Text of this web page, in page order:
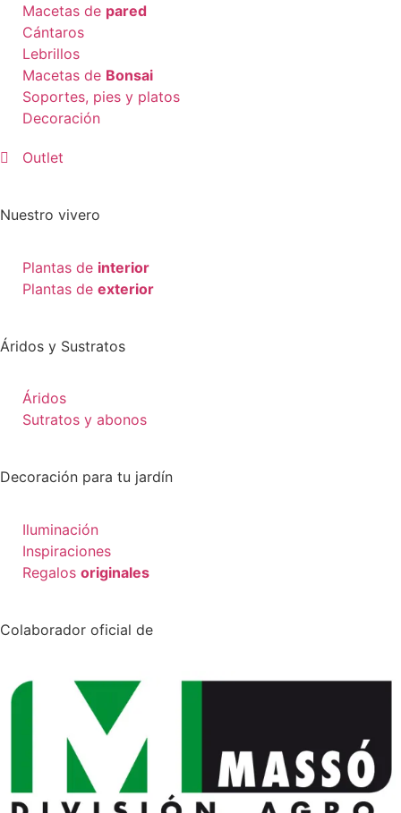
Macetas de pared
Cántaros
Lebrillos
Macetas de Bonsai
Soportes, pies y platos
Decoración
Outlet
Nuestro vivero
Plantas de interior
Plantas de exterior
Áridos y Sustratos
Áridos
Sutratos y abonos
Decoración para tu jardín
Iluminación
Inspiraciones
Regalos originales
Colaborador oficial de